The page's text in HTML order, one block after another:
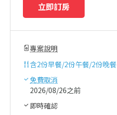
立即訂房
專案說明
含2份早餐/2份午餐/2份晚餐
免費取消
2026/08/26之前
即時確認